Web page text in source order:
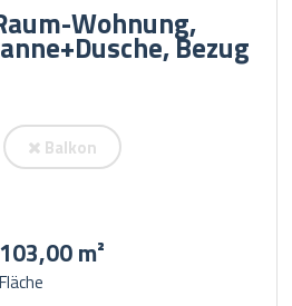
Wohnung,
Bezug
Balkon
103,00 m²
Fläche